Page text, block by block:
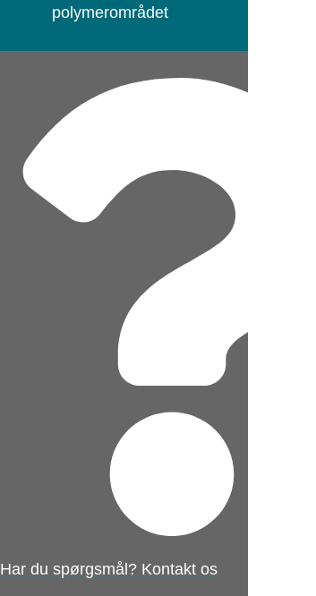
polymerområdet
Har du spørgsmål? Kontakt os